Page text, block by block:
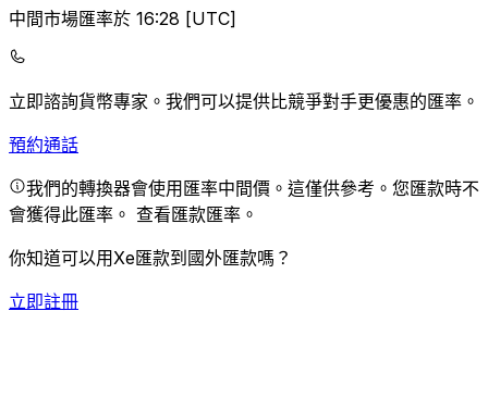
中間市場匯率於 16:28 [UTC]
立即諮詢貨幣專家。 我們可以提供比競爭對手更優惠的匯率。
預約通話
我們的轉換器會使用匯率中間價。這僅供參考。您匯款時不
會獲得此匯率。 查看匯款匯率。
你知道可以用Xe匯款到國外匯款嗎？
立即註冊